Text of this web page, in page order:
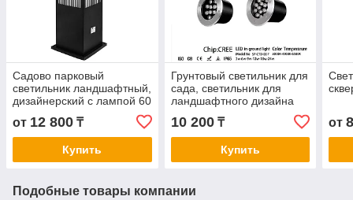
Садово парковый
светильник ландшафтный,
дизайнерский с лампой 60
от 12 800 ₸
Купить
Грунтовый светильник для
сада, светильник для
ландшафтного дизайна
SP-CTD-007 12W
10 200₸
Купить
от
Подобные товары компании